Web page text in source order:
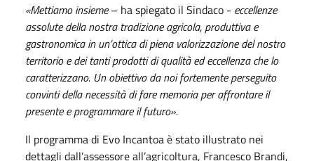
«Mettiamo insieme– ha spiegato il Sindaco - eccellenze
assolute della nostra tradizione agricola, produttiva e
gastronomica in un’ottica di piena valorizzazione del nostro
territorio e dei tanti prodotti di qualità ed eccellenza che lo
caratterizzano. Un obiettivo da noi fortemente perseguito
convinti della necessità di fare memoria per affrontare il
presente e programmare il futuro».
Il programma di Evo Incantoa è stato illustrato nei
dettagli dall’assessore all’agricoltura, Francesco Brandi,